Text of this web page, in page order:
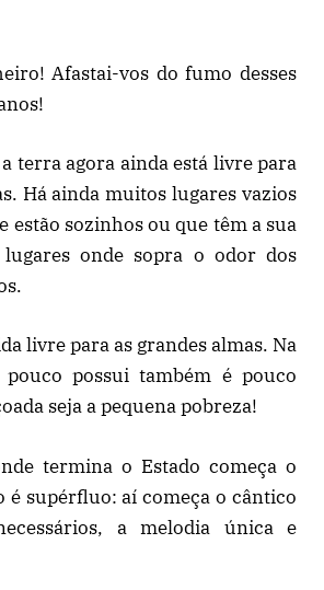
Afastai-vos do fumo desses
terra agora ainda está livre para
Há ainda muitos lugares vazios
estão sozinhos ou que têm a sua
onde sopra o odor dos
livre para as grandes almas. Na
pouco possui também é pouco
seja a pequena pobreza!
termina o Estado começa o
é supérfluo: aí começa o cântico
a melodia única e